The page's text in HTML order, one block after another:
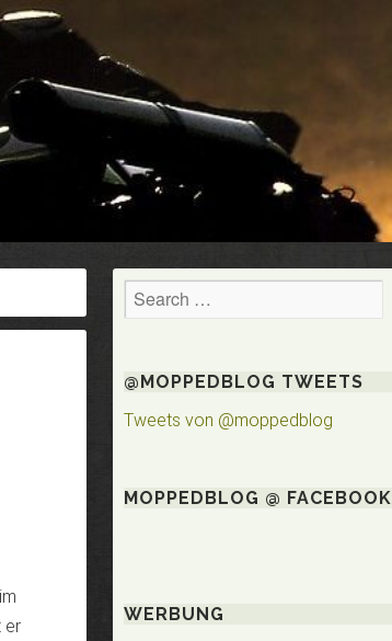
er
@MOPPEDBLOG TWEETS
Tweets von @moppedblog
MOPPEDBLOG @ FACEBOOK
WERBUNG